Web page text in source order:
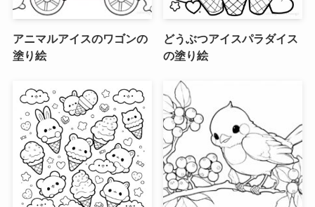
アニマルアイスのワゴンの
塗り絵
どうぶつアイスパラダイス
の塗り絵